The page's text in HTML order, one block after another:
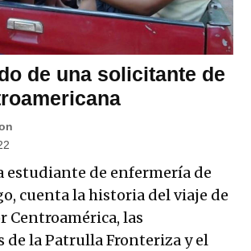
de una solicitante de
estudiante de enfermería de
cuenta la historia del viaje de
Centroamérica, las
de la Patrulla Fronteriza y el